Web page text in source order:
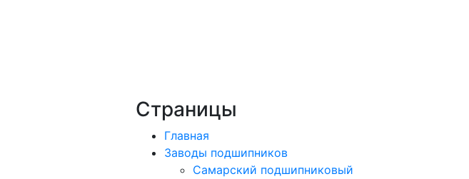
Страницы
Главная
Заводы подшипников
Cамарский подшипниковый